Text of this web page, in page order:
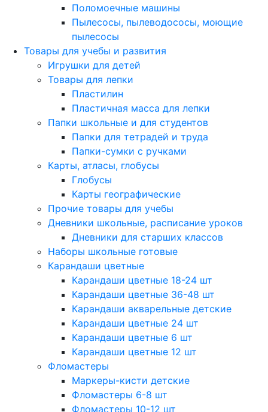
Поломоечные машины
Пылесосы, пылеводососы, моющие
пылесосы
Товары для учебы и развития
Игрушки для детей
Товары для лепки
Пластилин
Пластичная масса для лепки
Папки школьные и для студентов
Папки для тетрадей и труда
Папки-сумки с ручками
Карты, атласы, глобусы
Глобусы
Карты географические
Прочие товары для учебы
Дневники школьные, расписание уроков
Дневники для старших классов
Наборы школьные готовые
Карандаши цветные
Карандаши цветные 18-24 шт
Карандаши цветные 36-48 шт
Карандаши акварельные детские
Карандаши цветные 24 шт
Карандаши цветные 6 шт
Карандаши цветные 12 шт
Фломастеры
Маркеры-кисти детские
Фломастеры 6-8 шт
Фломастеры 10-12 шт